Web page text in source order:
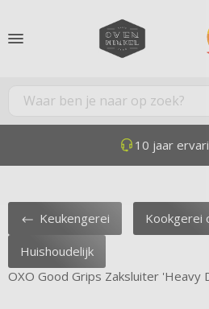
10 jaar
Keukengerei Kookgerei
Huishoudelijk
OXO Good Grips Zaksluiter